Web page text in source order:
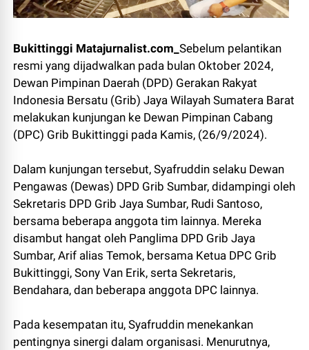
Bukittinggi Matajurnalist.com_Sebelum pelantikan
resmi yang dijadwalkan pada bulan Oktober 2024,
Dewan Pimpinan Daerah (DPD) Gerakan Rakyat
Indonesia Bersatu (Grib) Jaya Wilayah Sumatera Barat
melakukan kunjungan ke Dewan Pimpinan Cabang
(DPC) Grib Bukittinggi pada Kamis, (26/9/2024).
Dalam kunjungan tersebut, Syafruddin selaku Dewan
Pengawas (Dewas) DPD Grib Sumbar, didampingi oleh
Sekretaris DPD Grib Jaya Sumbar, Rudi Santoso,
bersama beberapa anggota tim lainnya. Mereka
disambut hangat oleh Panglima DPD Grib Jaya
Sumbar, Arif alias Temok, bersama Ketua DPC Grib
Bukittinggi, Sony Van Erik, serta Sekretaris,
Bendahara, dan beberapa anggota DPC lainnya.
Pada kesempatan itu, Syafruddin menekankan
pentingnya sinergi dalam organisasi. Menurutnya,